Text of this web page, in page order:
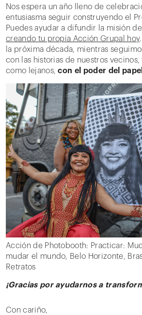
Nos espera un año lleno de
entusiasma seguir construyendo el
Puedes ayudar a difundir la misión
creando tu propia Acción Grupal hoy
la próxima década, mientras
con las historias de nuestros
como lejanos,con el poder del
Acción de Photobooth: Practicar:
mudar el mundo, Belo Horizonte,
Retratos
¡Gracias por ayudarnos a
Con cariño,